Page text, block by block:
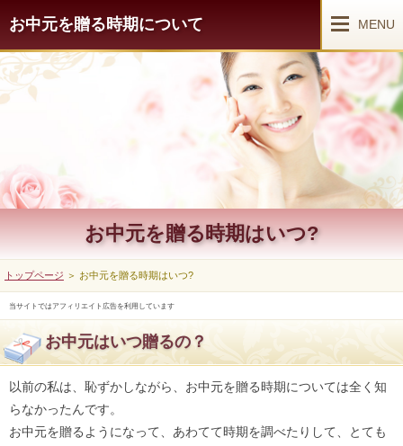
お中元を贈る時期について MENU
お中元を贈る時期はいつ?
トップページ ＞ お中元を贈る時期はいつ?
当サイトではアフィリエイト広告を利用しています
お中元はいつ贈るの？
以前の私は、恥ずかしながら、お中元を贈る時期については全く知
らなかったんです。
お中元を贈るようになって、あわてて時期を調べたりして、とても